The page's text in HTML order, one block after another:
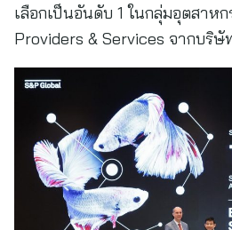
เลือกเป็นอันดับ 1 ในกลุ่มอุตสาห
Providers & Services จากบริษั